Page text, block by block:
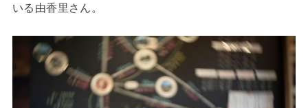
いる由香里さん。